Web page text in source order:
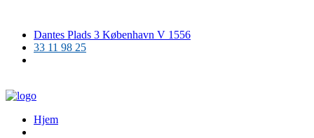
Dantes Plads 3 København V 1556
33 11 98 25
Hjem